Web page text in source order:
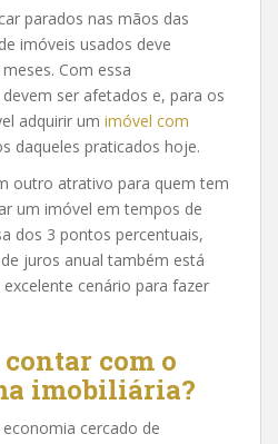
parados nas mãos das
imóveis usados deve
Com essa
ser afetados e, para os
adquirir um imóvel com
daqueles praticados hoje.
outro atrativo para quem tem
um imóvel em tempos de
dos 3 pontos percentuais,
juros anual também está
cenário para fazer
com o
imobiliária?
cercado de